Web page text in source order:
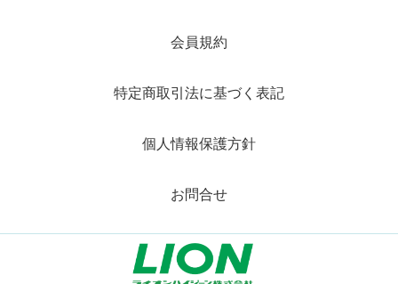
会員規約
特定商取引法に基づく表記
個人情報保護方針
お問合せ